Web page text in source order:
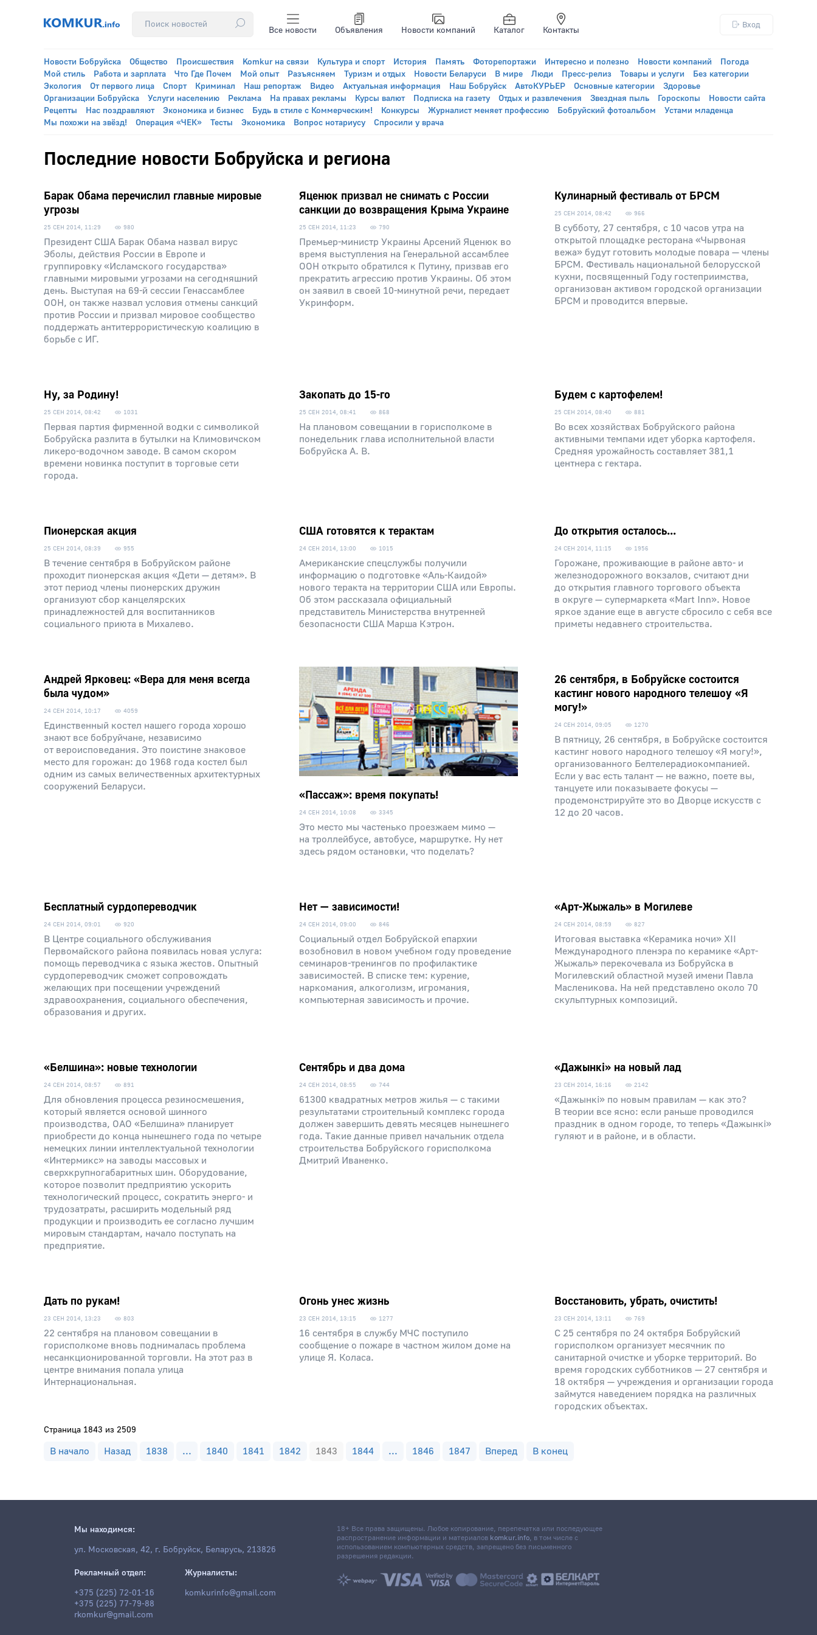
Все новости Объявления Новости компаний Каталог Контакты
Вход
Новости Бобруйска Общество Происшествия Komkur на связи Культура и спорт История Память Фоторепортажи Интересно и полезно Новости компаний
Погода
Мой стиль
Работа и зарплата Что Где Почем Мой опыт Разъясняем Туризм и отдых Новости Беларуси В мире Люди Пресс-релиз Товары и услуги
Без категории
Экология
От первого лица Спорт Криминал Наш репортаж Видео Актуальная информация Наш Бобруйск АвтоКУРЬЕР Основные категории
Здоровье
Организации Бобруйска
Услуги населению Реклама На правах рекламы Курсы валют Подписка на газету Отдых и развлечения Звездная пыль Гороскопы
Новости сайта
Рецепты
Нас поздравляют Экономика и бизнес Будь в стиле с Коммерческим! Конкурсы Журналист меняет профессию Бобруйский фотоальбом
Устами младенца
Мы похожи на звёзд!
Операция «ЧЕК» Тесты Экономика Вопрос нотариусу Спросили у врача
Последние новости Бобруйска и региона
Барак Обама перечислил главные мировые
угрозы
25 СЕН 2014, 11:29 980
Президент США Барак Обама назвал вирус
Эболы, действия России в Европе и
группировку «Исламского государства»
главными мировыми угрозами на сегодняшний
день. Выступая на 69-й сессии Генассамблее
ООН, он также назвал условия отмены санкций
против России и призвал мировое сообщество
поддержать антитеррористическую коалицию в
борьбе с ИГ.
Яценюк призвал не снимать с России
санкции до возвращения Крыма Украине
25 СЕН 2014, 11:23 790
Премьер-министр Украины Арсений Яценюк во
время выступления на Генеральной ассамблее
ООН открыто обратился к Путину, призвав его
прекратить агрессию против Украины. Об этом
он заявил в своей 10-минутной речи, передает
Укринформ.
Кулинарный фестиваль от БРСМ
25 СЕН 2014, 08:42 966
В субботу, 27 сентября, с 10 часов утра на
открытой площадке ресторана «Чырвоная
вежа» будут готовить молодые повара — члены
БРСМ. Фестиваль национальной белорусской
кухни, посвященный Году гостеприимства,
организован активом городской организации
БРСМ и проводится впервые.
Ну, за Родину!
25 СЕН 2014, 08:42 1031
Первая партия фирменной водки с символикой
Бобруйска разлита в бутылки на Климовичском
ликеро-водочном заводе. В самом скором
времени новинка поступит в торговые сети
города.
Закопать до 15-го
25 СЕН 2014, 08:41 868
На плановом совещании в горисполкоме в
понедельник глава исполнительной власти
Бобруйска А. В.
Будем с картофелем!
25 СЕН 2014, 08:40 881
Во всех хозяйствах Бобруйского района
активными темпами идет уборка картофеля.
Средняя урожайность составляет 381,1
центнера с гектара.
Пионерская акция
25 СЕН 2014, 08:39 955
В течение сентября в Бобруйском районе
проходит пионерская акция «Дети — детям». В
этот период члены пионерских дружин
организуют сбор канцелярских
принадлежностей для воспитанников
социального приюта в Михалево.
США готовятся к терактам
24 СЕН 2014, 13:00 1015
Американские спецслужбы получили
информацию о подготовке «Аль-Каидой»
нового теракта на территории США или Европы.
Об этом рассказала официальный
представитель Министерства внутренней
безопасности США Марша Кэтрон.
До открытия осталось...
24 СЕН 2014, 11:15 1956
Горожане, проживающие в районе авто- и
железнодорожного вокзалов, считают дни
до открытия главного торгового объекта
в округе — супермаркета «Mart Inn». Новое
яркое здание еще в августе сбросило с себя все
приметы недавнего строительства.
Андрей Ярковец: «Вера для меня всегда
была чудом»
24 СЕН 2014, 10:17 4059
Единственный костел нашего города хорошо
знают все бобруйчане, независимо
от вероисповедания. Это поистине знаковое
место для горожан: до 1968 года костел был
одним из самых величественных архитектурных
сооружений Беларуси.
«Пассаж»: время покупать!
24 СЕН 2014, 10:08 3345
Это место мы частенько проезжаем мимо —
на троллейбусе, автобусе, маршрутке. Ну нет
здесь рядом остановки, что поделать?
26 сентября, в Бобруйске состоится
кастинг нового народного телешоу «Я
могу!»
24 СЕН 2014, 09:05 1270
В пятницу, 26 сентября, в Бобруйске состоится
кастинг нового народного телешоу «Я могу!»,
организованного Белтелерадиокомпанией.
Если у вас есть талант — не важно, поете вы,
танцуете или показываете фокусы —
продемонстрируйте это во Дворце искусств с
12 до 20 часов.
Бесплатный сурдопереводчик
24 СЕН 2014, 09:01 920
В Центре социального обслуживания
Первомайского района появилась новая услуга:
помощь переводчика с языка жестов. Опытный
сурдопереводчик сможет сопровождать
желающих при посещении учреждений
здравоохранения, социального обеспечения,
образования и других.
Нет — зависимости!
24 СЕН 2014, 09:00 846
Социальный отдел Бобруйской епархии
возобновил в новом учебном году проведение
семинаров-тренингов по профилактике
зависимостей. В списке тем: курение,
наркомания, алкоголизм, игромания,
компьютерная зависимость и прочие.
«Арт-Жыжаль» в Могилеве
24 СЕН 2014, 08:59 827
Итоговая выставка «Керамика ночи» XII
Международного пленэра по керамике «Арт-
Жыжаль» перекочевала из Бобруйска в
Могилевский областной музей имени Павла
Масленикова. На ней представлено около 70
скульптурных композиций.
«Белшина»: новые технологии
24 СЕН 2014, 08:57 891
Для обновления процесса резиносмешения,
который является основой шинного
производства, ОАО «Белшина» планирует
приобрести до конца нынешнего года по четыре
немецких линии интеллектуальной технологии
«Интермикс» на заводы массовых и
сверхкрупногабаритных шин. Оборудование,
которое позволит предприятию ускорить
технологический процесс, сократить энерго- и
трудозатраты, расширить модельный ряд
продукции и производить ее согласно лучшим
мировым стандартам, начало поступать на
предприятие.
Сентябрь и два дома
24 СЕН 2014, 08:55 744
61300 квадратных метров жилья — с такими
результатами строительный комплекс города
должен завершить девять месяцев нынешнего
года. Такие данные привел начальник отдела
строительства Бобруйского горисполкома
Дмитрий Иваненко.
«Дажынкi» на новый лад
23 СЕН 2014, 16:16 2142
«Дажынкi» по новым правилам — как это?
В теории все ясно: если раньше проводился
праздник в одном городе, то теперь «Дажынкi»
гуляют и в районе, и в области.
Дать по рукам!
23 СЕН 2014, 13:23 803
22 сентября на плановом совещании в
горисполкоме вновь поднималась проблема
несанкционированной торговли. На этот раз в
центре внимания попала улица
Интернациональная.
Огонь унес жизнь
23 СЕН 2014, 13:15 1277
16 сентября в службу МЧС поступило
сообщение о пожаре в частном жилом доме на
улице Я. Коласа.
Восстановить, убрать, очистить!
23 СЕН 2014, 13:11 769
С 25 сентября по 24 октября Бобруйский
горисполком организует месячник по
санитарной очистке и уборке территорий. Во
время городских субботников — 27 сентября и
18 октября — учреждения и организации города
займутся наведением порядка на различных
городских объектах.
Страница 1843 из 2509
В начало Назад 1838 ... 1840 1841 1842 1843 1844 ... 1846 1847 Вперед В конец
Мы находимся:
ул. Московская, 42, г. Бобруйск, Беларусь, 213826
Рекламный отдел:
+375 (225) 72-01-16
+375 (225) 77-79-88
rkomkur@gmail.com
Журналисты:
komkurinfo@gmail.com
18+ Все права защищены. Любое копирование, перепечатка или последующее
распространение информации и материалов komkur.info, в том числе с
использованием компьютерных средств, запрещено без письменного
разрешения редакции.